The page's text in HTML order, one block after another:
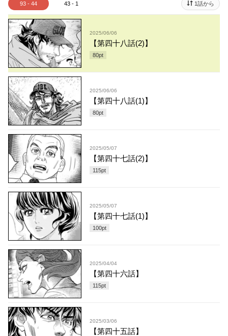
93 - 44 43 - 1 1話から
2025/06/06
【第四十八話(2)】
80pt
2025/06/06
【第四十八話(1)】
80pt
2025/05/07
【第四十七話(2)】
115pt
2025/05/07
【第四十七話(1)】
100pt
2025/04/04
【第四十六話】
115pt
2025/03/06
【第四十五話】